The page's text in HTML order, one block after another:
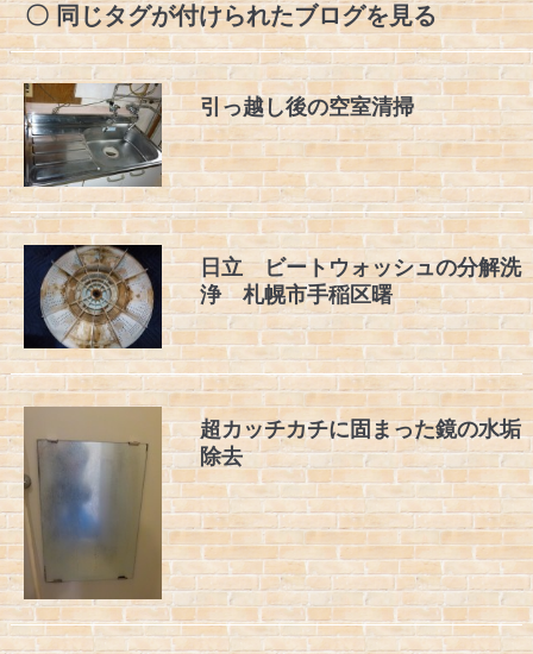
同じタグが付けられたブログを見る
引っ越し後の空室清掃
日立 ビートウォッシュの分解洗
浄 札幌市手稲区曙
超カッチカチに固まった鏡の水垢
除去